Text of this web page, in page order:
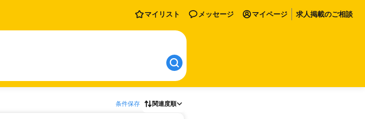
マイリスト メッセージ マイページ 求人掲載のご相談
条件保存 関連度順